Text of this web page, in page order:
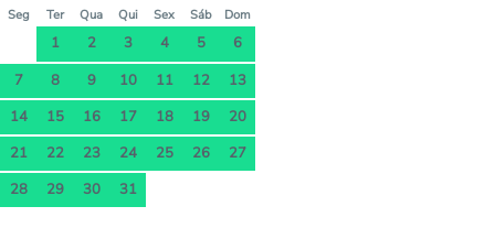
Seg Ter Qua Qui Sex Sáb Dom
1 2 3 4 5
6
7
8 9 10 11 12
13
14
15 16 17 18 19
20
21
22 23 24 25 26
27
28
29 30 31